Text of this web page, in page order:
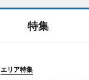
特集
エリア特集